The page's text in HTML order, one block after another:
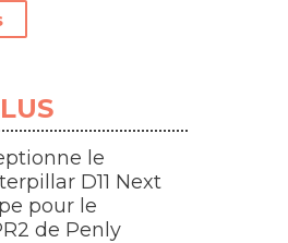
le
D11 Next
pour le
de Penly